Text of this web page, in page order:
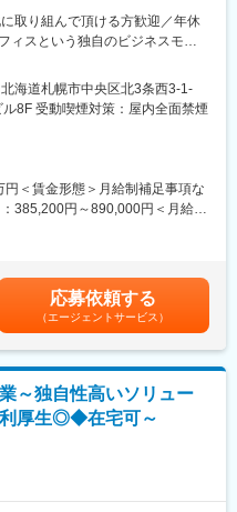
／前職：メガバンク
のチームリーダー（手当あり）の
ます。
は、経験豊富な先輩コンサルタ
す。また、公認会計士、税理
の中小企業を対象にM&Aコンサ
す。1997年に設立され、東証プ
す。M&A仲介業界の中で数少な
ウと高成約率を誇ります。固定
ティブ制度もあり、やりがいを
。
取り組んで頂ける方歓迎／年休
ィスという独自のビジネスモデ
店へ渉外営業を進めて頂きま
融商品の価値（相続税や贈与税
）を銀行本店へ説明に上がり、
るよう、リレーション構築をお
深耕営業
らの紹介依頼のサポート
ジメント、メガバンクへのトッ
）。税理士・会計士法人へも同
す
海道札幌市中央区北3条西3-1-
8F 受動喫煙対策：屋内全面禁煙
＜賃金形態＞月給制補足事項な
385,200円～890,000円＜月給＞
て上下する可能性があります。
記です。
応募依頼する
（エージェントサービス）
～独自性高いソリュー
厚生◎◆在宅可～